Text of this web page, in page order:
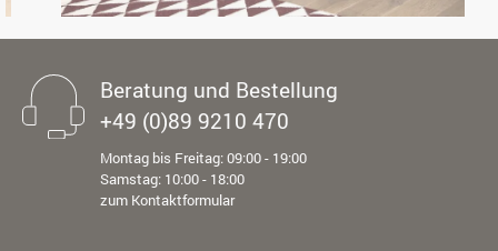
Beratung und Bestellung
+49 (0)89 9210 470
Montag bis Freitag: 09:00 - 19:00
Samstag: 10:00 - 18:00
zum Kontaktformular